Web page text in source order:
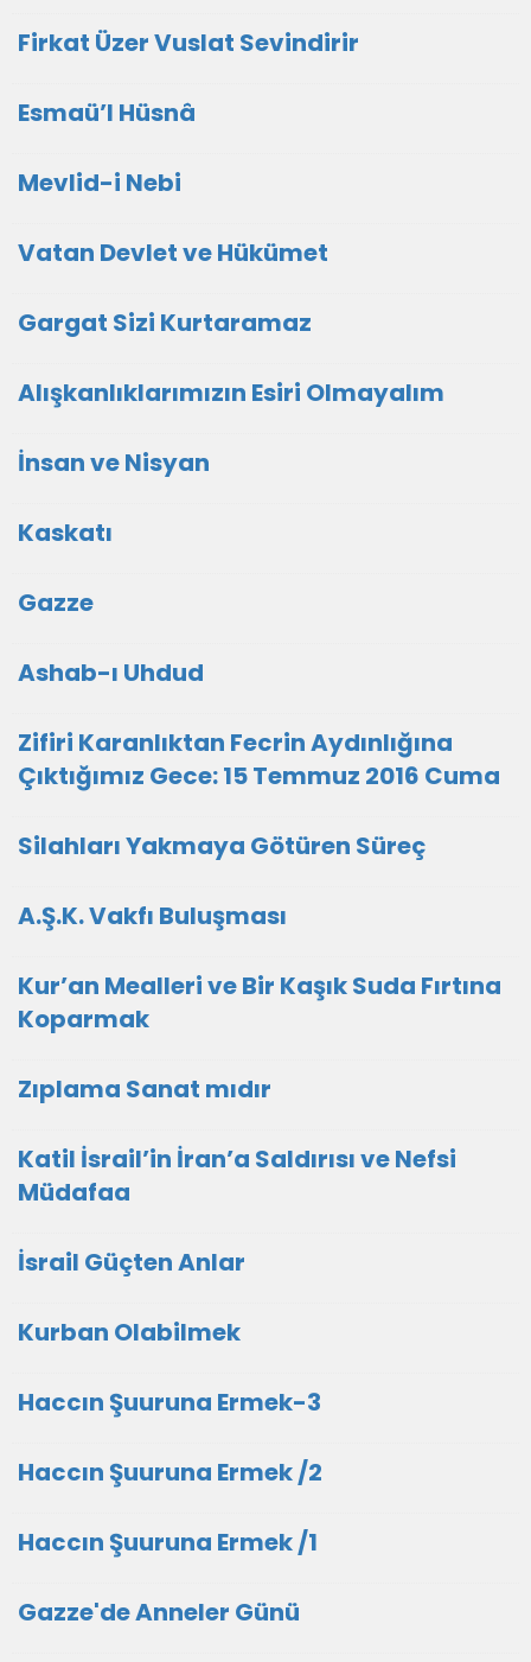
Firkat Üzer Vuslat Sevindirir
Esmaü’l Hüsnâ
Mevlid-i Nebi
Vatan Devlet ve Hükümet
Gargat Sizi Kurtaramaz
Alışkanlıklarımızın Esiri Olmayalım
İnsan ve Nisyan
Kaskatı
Gazze
Ashab-ı Uhdud
Zifiri Karanlıktan Fecrin Aydınlığına
Çıktığımız Gece: 15 Temmuz 2016 Cuma
Silahları Yakmaya Götüren Süreç
A.Ş.K. Vakfı Buluşması
Kur’an Mealleri ve Bir Kaşık Suda Fırtına
Koparmak
Zıplama Sanat mıdır
Katil İsrail’in İran’a Saldırısı ve Nefsi
Müdafaa
İsrail Güçten Anlar
Kurban Olabilmek
Haccın Şuuruna Ermek-3
Haccın Şuuruna Ermek /2
Haccın Şuuruna Ermek /1
Gazze'de Anneler Günü